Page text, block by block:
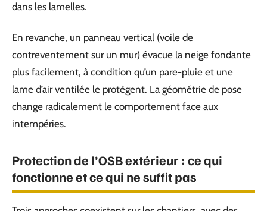
dans les lamelles.
En revanche, un panneau vertical (voile de
contreventement sur un mur) évacue la neige fondante
plus facilement, à condition qu’un pare-pluie et une
lame d’air ventilée le protègent. La géométrie de pose
change radicalement le comportement face aux
intempéries.
Protection de l’OSB extérieur : ce qui
fonctionne et ce qui ne suffit pas